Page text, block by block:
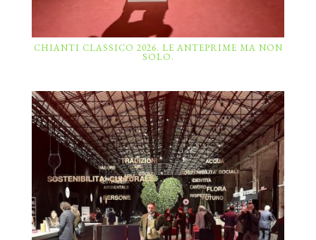
CHIANTI CLASSICO 2026. LE ANTEPRIME MA NON
SOLO.